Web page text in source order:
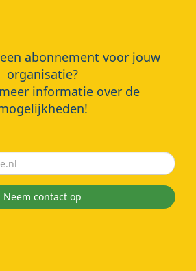
abonnement voor jouw
organisatie?
informatie over de
Neem contact op